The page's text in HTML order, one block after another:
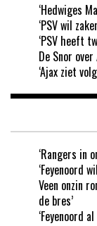
‘Hedwiges
‘PSV wil
‘PSV heeft
De Snor
‘Ajax ziet
‘Rangers in
‘Feyenoord
Veen onzin
de bres’
‘Feyenoord